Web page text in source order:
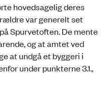
hovedsagelig deres
var generelt set
Spurvetoften. De mente
og at amtet ved
at undgå et byggeri i
under punkterne 3.1.,